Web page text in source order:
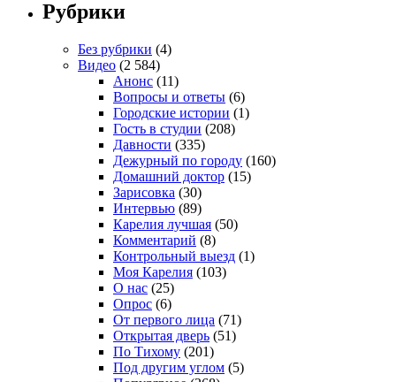
Рубрики
Без рубрики (4)
Видео (2 584)
Анонс (11)
Вопросы и ответы (6)
Городские истории (1)
Гость в студии (208)
Давности (335)
Дежурный по городу (160)
Домашний доктор (15)
Зарисовка (30)
Интервью (89)
Карелия лучшая (50)
Комментарий (8)
Контрольный выезд (1)
Моя Карелия (103)
О нас (25)
Опрос (6)
От первого лица (71)
Открытая дверь (51)
По Тихому (201)
Под другим углом (5)